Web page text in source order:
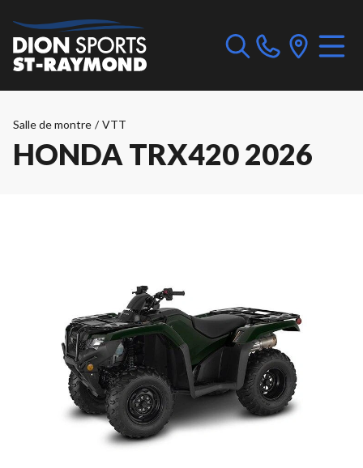
Salle de montre / VTT
HONDA TRX420 2026